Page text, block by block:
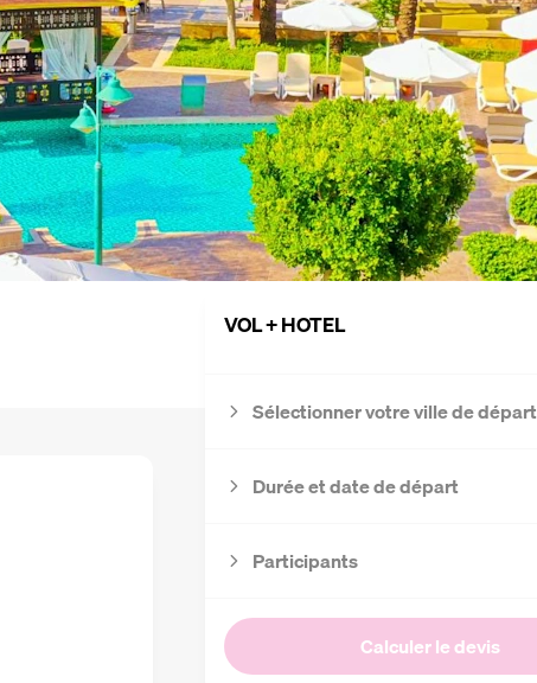
VOL + HOTEL
Sélectionner votre ville de départ
Durée et date de départ
Participants
Calculer le devis